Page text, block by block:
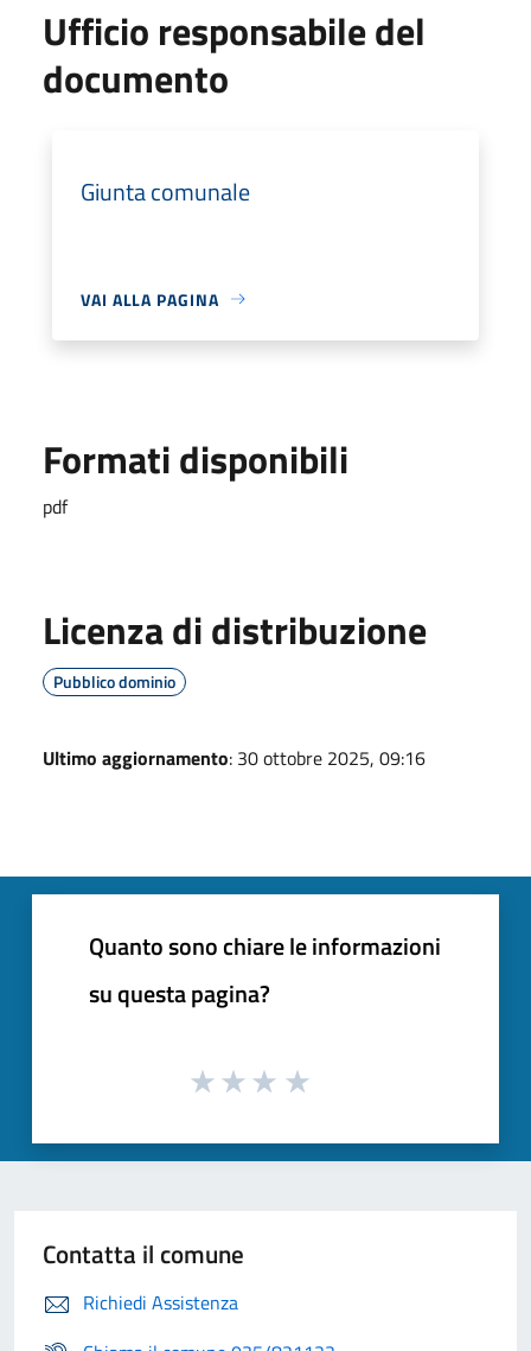
Ufficio responsabile del
documento
Giunta comunale
VAI ALLA PAGINA
Formati disponibili
pdf
Licenza di distribuzione
Pubblico dominio
Ultimo aggiornamento: 30 ottobre 2025, 09:16
Quanto sono chiare le informazioni
su questa pagina?
Contatta il comune
Richiedi Assistenza